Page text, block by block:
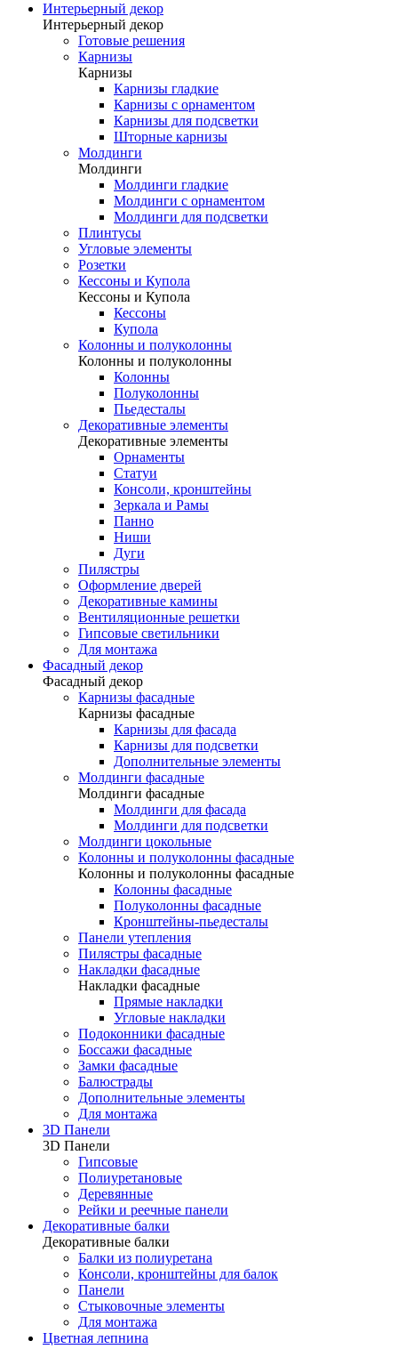
Интерьерный декор
Интерьерный декор
Готовые решения
Карнизы
Карнизы
Карнизы гладкие
Карнизы с орнаментом
Карнизы для подсветки
Шторные карнизы
Молдинги
Молдинги
Молдинги гладкие
Молдинги с орнаментом
Молдинги для подсветки
Плинтусы
Угловые элементы
Розетки
Кессоны и Купола
Кессоны и Купола
Кессоны
Купола
Колонны и полуколонны
Колонны и полуколонны
Колонны
Полуколонны
Пьедесталы
Декоративные элементы
Декоративные элементы
Орнаменты
Статуи
Консоли, кронштейны
Зеркала и Рамы
Панно
Ниши
Дуги
Пилястры
Оформление дверей
Декоративные камины
Вентиляционные решетки
Гипсовые светильники
Для монтажа
Фасадный декор
Фасадный декор
Карнизы фасадные
Карнизы фасадные
Карнизы для фасада
Карнизы для подсветки
Дополнительные элементы
Молдинги фасадные
Молдинги фасадные
Молдинги для фасада
Молдинги для подсветки
Молдинги цокольные
Колонны и полуколонны фасадные
Колонны и полуколонны фасадные
Колонны фасадные
Полуколонны фасадные
Кронштейны-пьедесталы
Панели утепления
Пилястры фасадные
Накладки фасадные
Накладки фасадные
Прямые накладки
Угловые накладки
Подоконники фасадные
Боссажи фасадные
Замки фасадные
Балюстрады
Дополнительные элементы
Для монтажа
3D Панели
3D Панели
Гипсовые
Полиуретановые
Деревянные
Рейки и реечные панели
Декоративные балки
Декоративные балки
Балки из полиуретана
Консоли, кронштейны для балок
Панели
Стыковочные элементы
Для монтажа
Цветная лепнина